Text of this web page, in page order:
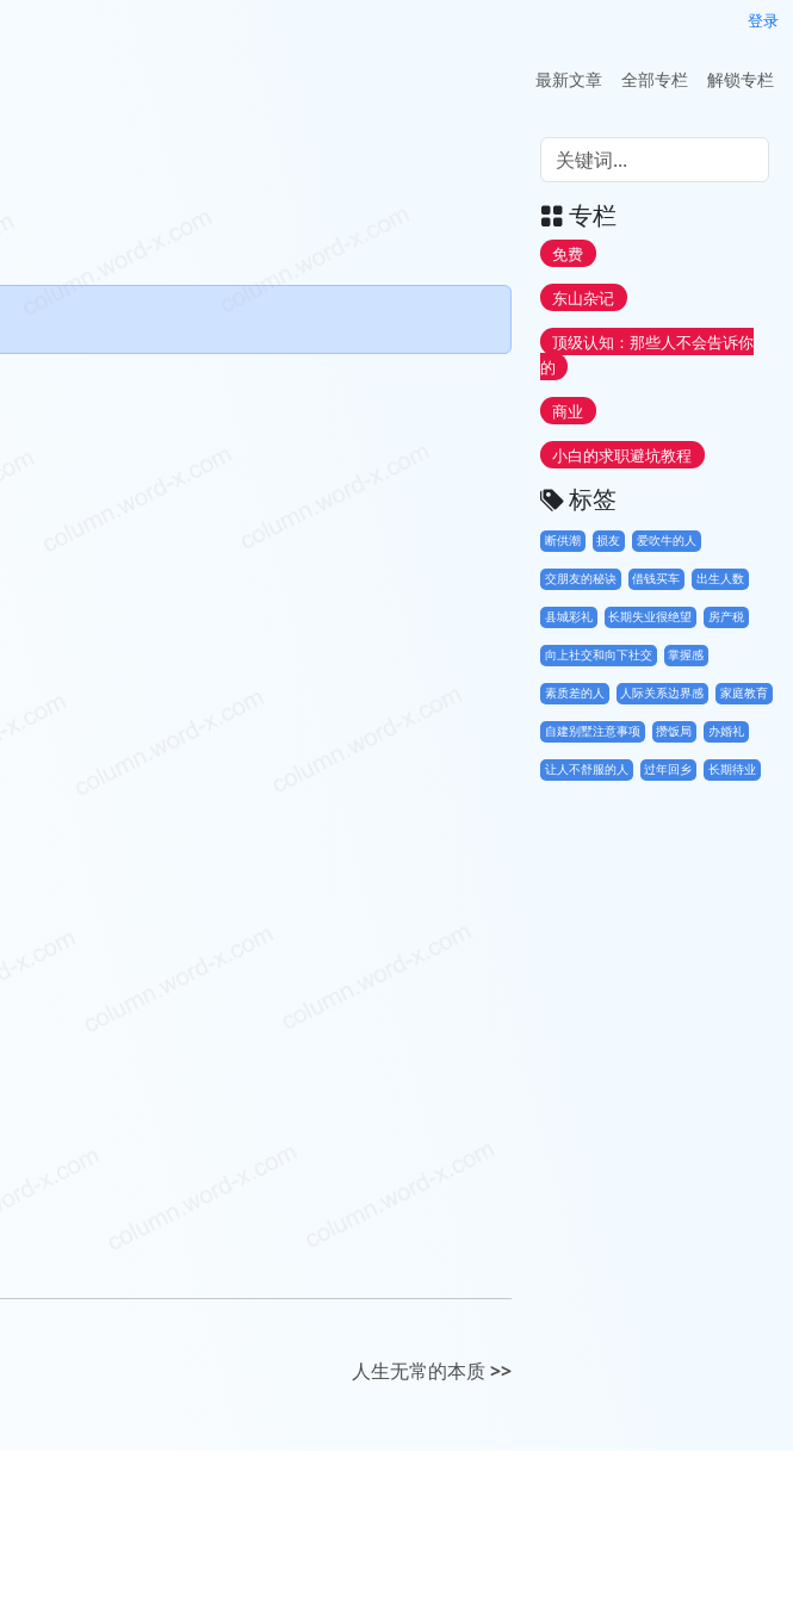
登录
最新文章 全部专栏 解锁专栏
人生无常的本质>>
专栏
免费
东山杂记
顶级认知：那些人不会告诉你
的
商业
小白的求职避坑教程
标签
断供潮 损友 爱吹牛的人
交朋友的秘诀 借钱买车 出生人数
县城彩礼 长期失业很绝望 房产税
向上社交和向下社交 掌握感
素质差的人 人际关系边界感 家庭教育
自建别墅注意事项 攒饭局 办婚礼
让人不舒服的人 过年回乡 长期待业